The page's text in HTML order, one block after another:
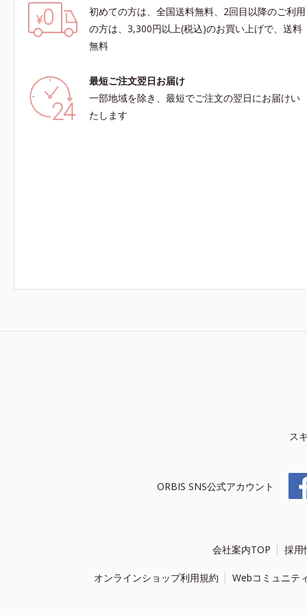
初めての方は、全国送料無料、2回目以降のご利用
の方は、3,300円以上(税込)のお買い上げで、送料
無料
最短ご注文翌日お届け
一部地域を除き、最短でご注文の翌日にお届けい
たします
ス
ORBIS SNS公式アカウント
会社案内TOP 採用
オンラインショップ利用規約 Webコミュニテ